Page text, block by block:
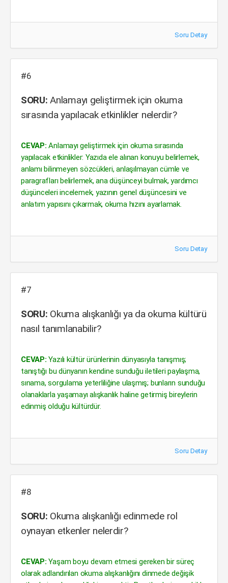
Soru Detay
#6
SORU: Anlamayı geliştirmek için okuma
sırasında yapılacak etkinlikler nelerdir?
CEVAP: Anlamayı geliştirmek için okuma sırasında
yapılacak etkinlikler: Yazıda ele alınan konuyu belirlemek,
anlamı bilinmeyen sözcükleri, anlaşılmayan cümle ve
paragrafları belirlemek, ana düşünceyi bulmak, yardımcı
düşünceleri incelemek, yazının genel düşüncesini ve
anlatım yapısını çıkarmak, okuma hızını ayarlamak.
Soru Detay
#7
SORU: Okuma alışkanlığı ya da okuma kültürü
nasıl tanımlanabilir?
CEVAP: Yazılı kültür ürünlerinin dünyasıyla tanışmış;
tanıştığı bu dünyanın kendine sunduğu iletileri paylaşma,
sınama, sorgulama yeterliliğine ulaşmış; bunların sunduğu
olanaklarla yaşamayı alışkanlık haline getirmiş bireylerin
edinmiş olduğu kültürdür.
Soru Detay
#8
SORU: Okuma alışkanlığı edinmede rol
oynayan etkenler nelerdir?
CEVAP: Yaşam boyu devam etmesi gereken bir süreç
olarak adlandırılan okuma alışkanlığını dinmede değişik